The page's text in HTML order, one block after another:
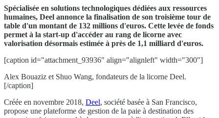
Spécialisée en solutions technologiques dédiées aux ressources
humaines, Deel annonce la finalisation de son troisième tour de
table d'un montant de 132 millions d'euros. Cette levée de fonds
permet à la start-up d'accéder au rang de licorne avec
valorisation désormais estimée à près de 1,1 milliard d'euros.
[caption id="attachment_93936" align="alignleft" width="300"]
Alex Bouaziz et Shuo Wang, fondateurs de la licorne Deel.
[/caption]
Créée en novembre 2018, Deel, société basée à San Francisco,
propose une plateforme de gestion de la paie à destination des